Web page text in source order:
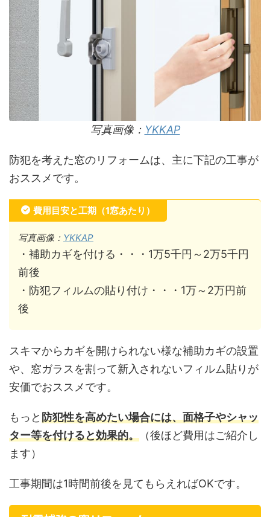
写真画像： YKKAP
防犯を考えた窓のリフォームは、主に下記の工事が
おススメです。
費用目安と工期（1窓あたり）
写真画像： YKKAP
・補助カギを付ける・・・1万5千円～2万5千円
前後
・防犯フィルムの貼り付け・・・1万～2万円前
後
スキマからカギを開けられない様な補助カギの設置
や、窓ガラスを割って新入されないフィルム貼りが
安価でおススメです。
もっと防犯性を高めたい場合には、面格子やシャッ
ター等を付けると効果的。 （後ほど費用はご紹介し
ます）
工事期間は1時間前後を見てもらえればOKです。